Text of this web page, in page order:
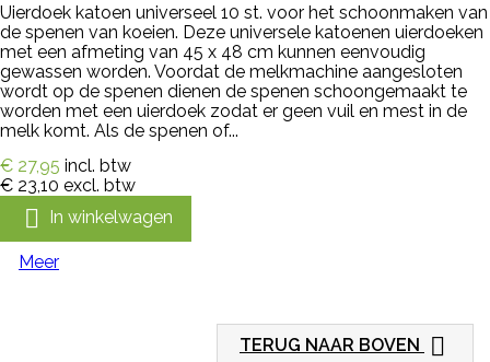
Uierdoek katoen universeel 10 st. voor het schoonmaken van
de spenen van koeien. Deze universele katoenen uierdoeken
met een afmeting van 45 x 48 cm kunnen eenvoudig
gewassen worden. Voordat de melkmachine aangesloten
wordt op de spenen dienen de spenen schoongemaakt te
worden met een uierdoek zodat er geen vuil en mest in de
melk komt. Als de spenen of...
€ 27,95 incl. btw
€ 23,10 excl. btw
 In winkelwagen
Meer
TERUG NAAR BOVEN 